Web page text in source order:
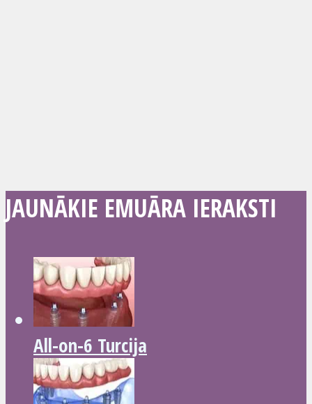
JAUNĀKIE EMUĀRA IERAKSTI
All-on-6 Turcija